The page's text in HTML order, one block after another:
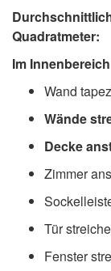
Quadratmeter:
Im
Wand
Wände
Decke
Zimmer
Tür
Fenster